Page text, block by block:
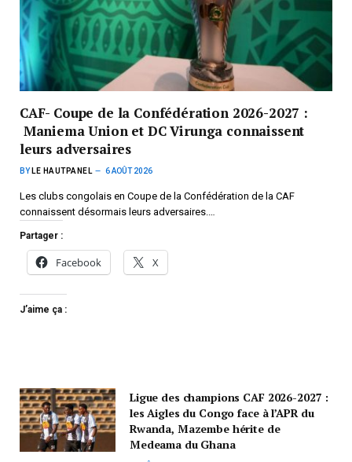
CAF- Coupe de la Confédération 2026-2027 :
Maniema Union et DC Virunga connaissent
leurs adversaires
BY LE HAUTPANEL 6 AOÛT 2026
Les clubs congolais en Coupe de la Confédération de la CAF
connaissent désormais leurs adversaires.…
Partager :
Facebook X
J’aime ça :
Ligue des champions CAF 2026-2027 :
les Aigles du Congo face à l’APR du
Rwanda, Mazembe hérite de
Medeama du Ghana